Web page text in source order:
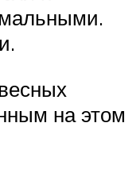
на этом